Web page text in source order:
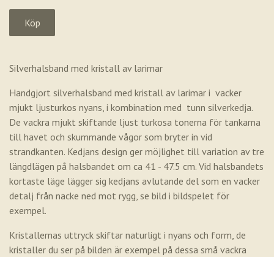
Silverhalsband med kristall av larimar
Handgjort silverhalsband med kristall av larimar i vacker
mjukt ljusturkos nyans, i kombination med tunn silverkedja.
De vackra mjukt skiftande ljust turkosa tonerna för tankarna
till havet och skummande vågor som bryter in vid
strandkanten. Kedjans design ger möjlighet till variation av tre
längdlägen på halsbandet om ca 41 - 47.5 cm. Vid halsbandets
kortaste läge lägger sig kedjans avlutande del som en vacker
detalj från nacke ned mot rygg, se bild i bildspelet för
exempel.
Kristallernas uttryck skiftar naturligt i nyans och form, de
kristaller du ser på bilden är exempel på dessa små vackra